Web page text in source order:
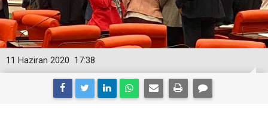
17:38
11 Haziran 2020